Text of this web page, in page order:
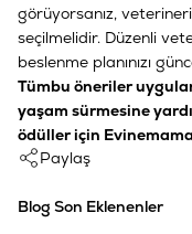
görüyorsanız,
seçilmelidir. Düzenli
beslenme planınızı
Tümbu öneriler
yaşam sürmesine
ödüller için Evinemama
Paylaş
Blog Son Eklenenler